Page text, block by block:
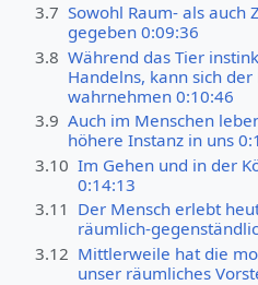
3.7 Sowohl Raum- als auch
gegeben 0:09:36
3.8 Während das Tier
Handelns, kann sich
wahrnehmen 0:10:46
3.9 Auch im Menschen
höhere Instanz in uns
3.10 Im Gehen und in der
0:14:13
3.11 Der Mensch erlebt
räumlich-
3.12 Mittlerweile hat die
unser räumliches